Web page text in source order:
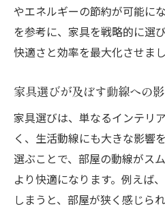
やエネルギーの節約が可能に
を参考に、家具を戦略的に選
快適さと効率を最大化させまし
家具選びが及ぼす動線への
家具選びは、単なるインテリ
く、生活動線にも大きな影響
選ぶことで、部屋の動線がス
より快適になります。例えば
しまうと、部屋が狭く感じら